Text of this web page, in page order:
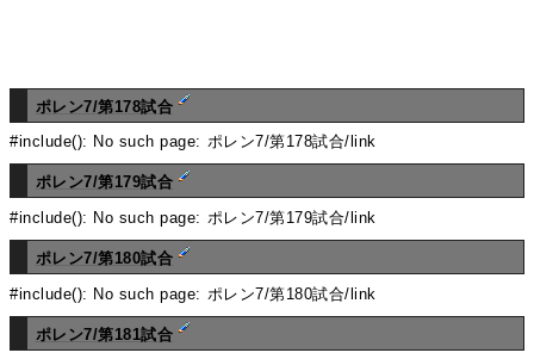
ポレン7/第178試合
#include(): No such page: ポレン7/第178試合/link
ポレン7/第179試合
#include(): No such page: ポレン7/第179試合/link
ポレン7/第180試合
#include(): No such page: ポレン7/第180試合/link
ポレン7/第181試合